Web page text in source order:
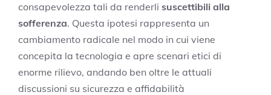
consapevolezza tali da renderli suscettibili alla
sofferenza. Questa ipotesi rappresenta un
cambiamento radicale nel modo in cui viene
concepita la tecnologia e apre scenari etici di
enorme rilievo, andando ben oltre le attuali
discussioni su sicurezza e affidabilità